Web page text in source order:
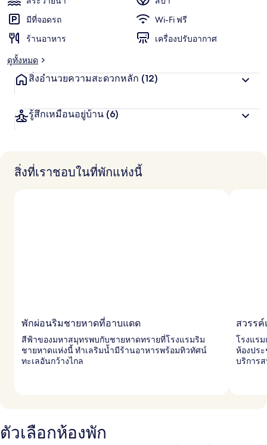
ชอบ
น
น
สู
ง
จ
า
า
ง
มีที่จอดรถ
Wi-Fi ฟรี
ร้านอาหาร
เครื่องปรับอากาศ
ดูทั้งหมด
สิ่งอำนวยความสะดวกหลัก (12)
รู้สึกเหมือนอยู่บ้าน (6)
สิ่งที่เราชอบในที่พักแห่งนี้
พักผ่อนริมชายหาดที่อาบแดด
สีฟ้าของมหาสมุทรพบกับชายหาดทรายที่โรงแรมริม
ชายหาดแห่งนี้ ทำเลริมน้ำมีร้านอาหารพร้อมทิวทัศน์
ทะเลอันกว้างไกล
สวรรค์
โรงแร
ห้องปร
บริการ
ตัวเลือกห้องพัก